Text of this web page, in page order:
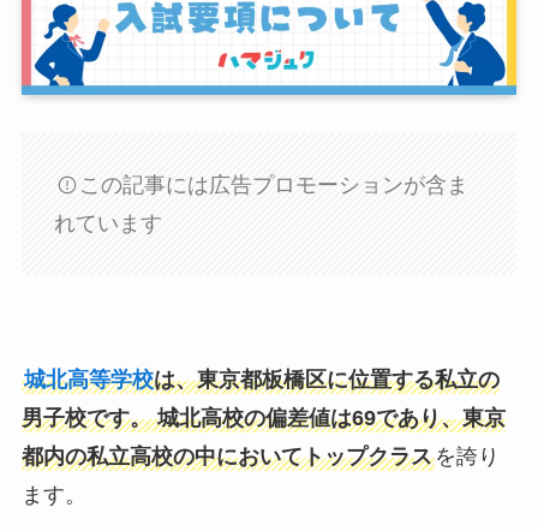
この記事には広告プロモーションが含ま
れています
城北高等学校は、東京都板橋区に位置する私立の
男子校です。 城北高校の偏差値は69であり、東京
都内の私立高校の中においてトップクラスを誇り
ます。